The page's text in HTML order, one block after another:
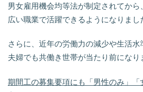
男女雇用機会均等法が制定されてから
広い職業で活躍できるようになりまし
さらに、近年の労働力の減少や生活水
夫婦でも共働き世帯が当たり前になり
期間工の募集要項にも「男性のみ」「